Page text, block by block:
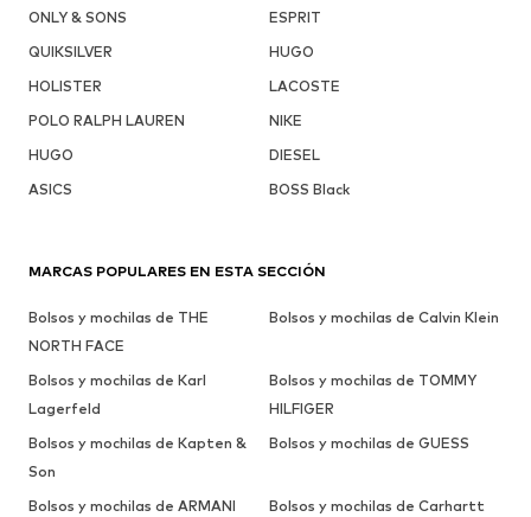
ONLY & SONS
ESPRIT
QUIKSILVER
HUGO
HOLISTER
LACOSTE
POLO RALPH LAUREN
NIKE
HUGO
DIESEL
ASICS
BOSS Black
MARCAS POPULARES EN ESTA SECCIÓN
Bolsos y mochilas de THE
NORTH FACE
Bolsos y mochilas de Calvin Klein
Bolsos y mochilas de Karl
Lagerfeld
Bolsos y mochilas de TOMMY
HILFIGER
Bolsos y mochilas de Kapten &
Son
Bolsos y mochilas de GUESS
Bolsos y mochilas de ARMANI
Bolsos y mochilas de Carhartt